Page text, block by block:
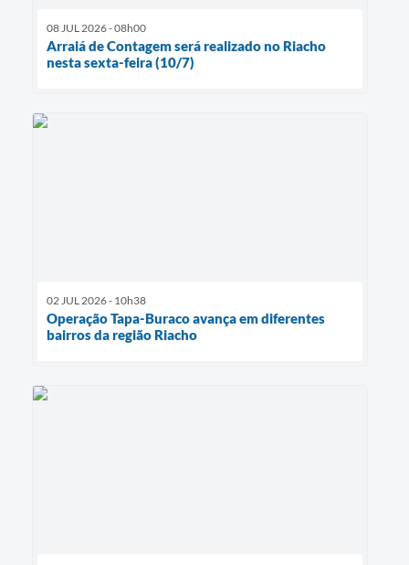
08 JUL 2026 - 08h00
Arraiá de Contagem será realizado no Riacho
nesta sexta-feira (10/7)
02 JUL 2026 - 10h38
Operação Tapa-Buraco avança em diferentes
bairros da região Riacho